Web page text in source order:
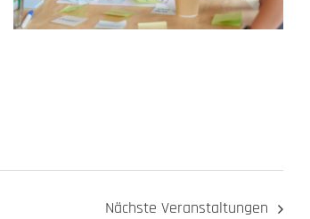
NächsteVeranstaltungen